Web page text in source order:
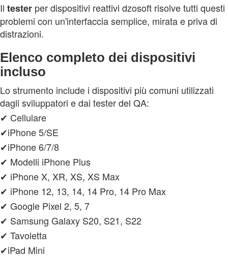
Il tester per dispositivi reattivi dzosoft risolve tutti questi
problemi con un'interfaccia semplice, mirata e priva di
distrazioni.
Elenco completo dei dispositivi
incluso
Lo strumento include i dispositivi più comuni utilizzati
dagli sviluppatori e dai tester del QA:
✔ Cellulare
✔iPhone 5/SE
✔iPhone 6/7/8
✔ Modelli iPhone Plus
✔ iPhone X, XR, XS, XS Max
✔ iPhone 12, 13, 14, 14 Pro, 14 Pro Max
✔ Google Pixel 2, 5, 7
✔ Samsung Galaxy S20, S21, S22
✔ Tavoletta
✔iPad Mini